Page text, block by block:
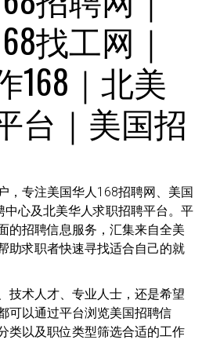
找工网｜
168｜北美
台｜美国招
，专注美国华人168招聘网、美国
心及北美华人求职招聘平台。平
的招聘信息服务，汇集来自全美
助求职者快速寻找适合自己的就
技术人才、专业人士，还是希望
可以通过平台浏览美国招聘信
类以及职位类型筛选合适的工作